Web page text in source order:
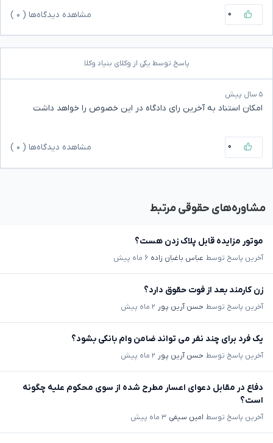
۰ مشاهده دیدگاه‌ها ( ۰
پاسخ توسط یکی از وکلای بنیاد وکلا
۵ سال پیش
امکان استناد به آخرین رای دادگاه در این خصوص را خواهد داشت
۰ مشاهده دیدگاه‌ها ( ۰
مشاوره‌های حقوقی مرتبط
موتور مزایده قابل پلاک زدن هست؟
آخرین پاسخ توسط عباس باغبان زاده ۶ ماه پیش
زن کارمند بعد از فوت حقوق دارد؟
آخرین پاسخ توسط حسن آرین پور ۲ ماه پیش
یک فرد برای چند نفر می تواند ضامن وام بانکی بشود؟
آخرین پاسخ توسط حسن آرین پور ۲ ماه پیش
دفاع در مقابل دعوای اعسار مطرح شده از سوی محکوم علیه چگونه
است؟
آخرین پاسخ توسط امین سیفی ۳ ماه پیش